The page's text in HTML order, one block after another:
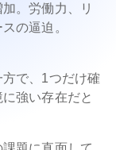
。労働力、リ
の逼迫。
で、1つだけ確
強い存在だと